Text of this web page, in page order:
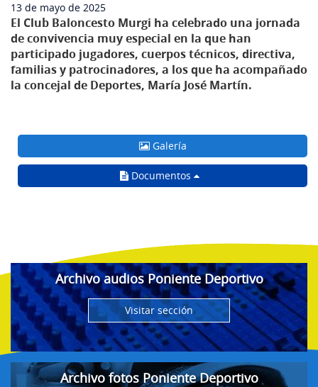
13 de mayo de 2025
El Club Baloncesto Murgi ha celebrado una jornada
de convivencia muy especial en la que han
participado jugadores, cuerpos técnicos, directiva,
familias y patrocinadores, a los que ha acompañado
la concejal de Deportes, María José Martín.
Galería
Documentos
Archivo audios Poniente Deportivo
Visitar sección
Archivo fotos Poniente Deportivo